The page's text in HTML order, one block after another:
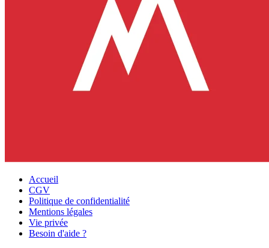
Accueil
CGV
Politique de confidentialité
Mentions légales
Vie privée
Besoin d'aide ?